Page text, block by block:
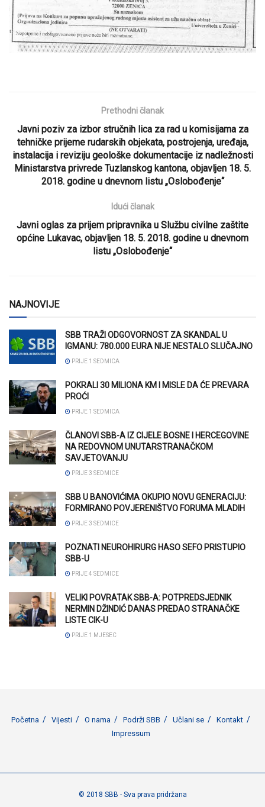
Prethodni članak
Javni poziv za izbor stručnih lica za rad u komisijama za
tehničke prijeme rudarskih objekata, postrojenja, uređaja,
instalacija i reviziju geološke dokumentacije iz nadležnosti
Ministarstva privrede Tuzlanskog kantona, objavljen 18. 5.
2018. godine u dnevnom listu „Oslobođenje“
Idući članak
Javni oglas za prijem pripravnika u Službu civilne zaštite
općine Lukavac, objavljen 18. 5. 2018. godine u dnevnom
listu „Oslobođenje“
NAJNOVIJE
SBB TRAŽI ODGOVORNOST ZA SKANDAL U
IGMANU: 780.000 EURA NIJE NESTALO SLUČAJNO
PRIJE 1 SEDMICA
POKRALI 30 MILIONA KM I MISLE DA ĆE PREVARA
PROĆI
PRIJE 1 SEDMICA
ČLANOVI SBB-A IZ CIJELE BOSNE I HERCEGOVINE
NA REDOVNOM UNUTARSTRANAČKOM
SAVJETOVANJU
PRIJE 3 SEDMICE
SBB U BANOVIĆIMA OKUPIO NOVU GENERACIJU:
FORMIRANO POVJERENIŠTVO FORUMA MLADIH
PRIJE 3 SEDMICE
POZNATI NEUROHIRURG HASO SEFO PRISTUPIO
SBB-U
PRIJE 4 SEDMICE
VELIKI POVRATAK SBB-A: POTPREDSJEDNIK
NERMIN DŽINDIĆ DANAS PREDAO STRANAČKE
LISTE CIK-U
PRIJE 1 MJESEC
Početna Vijesti O nama Podrži SBB Učlani se
Kontakt
Impressum
© 2018 SBB - Sva prava pridržana